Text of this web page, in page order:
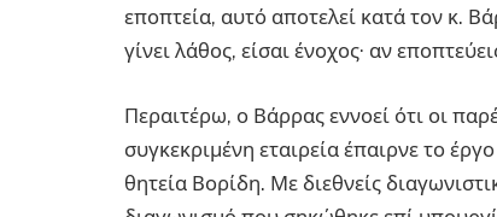
εποπτεία, αυτό αποτελεί κατά τον κ.
γίνει λάθος, είσαι ένοχος· αν
Περαιτέρω, ο Βάρρας εννοεί ότι οι
συγκεκριμένη εταιρεία έπαιρνε το
θητεία Βορίδη. Με διεθνείς